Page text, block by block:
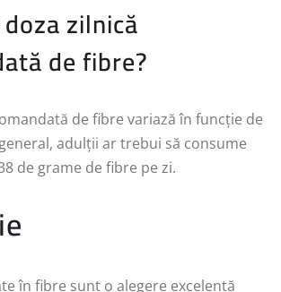
zilnică
de fibre?
de fibre variază în funcție de
adulții ar trebui să consume
de grame de fibre pe zi.
în fibre sunt o alegere excelentă